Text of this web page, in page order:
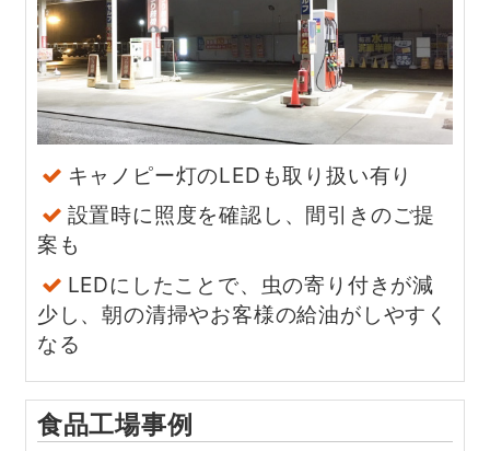
キャノピー灯のLEDも取り扱い有り
設置時に照度を確認し、間引きのご提
案も
LEDにしたことで、虫の寄り付きが減
少し、朝の清掃やお客様の給油がしやすく
なる
食品工場事例